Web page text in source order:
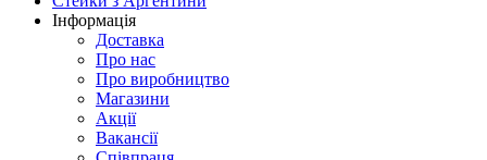
Інформація
Доставка
Про нас
Про виробництво
Магазини
Акції
Вакансії